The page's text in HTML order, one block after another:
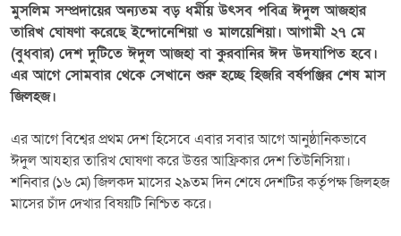
মুসলিম সম্প্রদায়ের অন্যতম বড় ধর্মীয় উৎসব পবিত্র ঈদুল আজহার
তারিখ ঘোষণা করেছে ইন্দোনেশিয়া ও মালয়েশিয়া। আগামী ২৭ মে
(বুধবার) দেশ দুটিতে ঈদুল আজহা বা কুরবানির ঈদ উদযাপিত হবে।
এর আগে সোমবার থেকে সেখানে শুরু হচ্ছে হিজরি বর্ষপঞ্জির শেষ মাস
জিলহজ।
এর আগে বিশ্বের প্রথম দেশ হিসেবে এবার সবার আগে আনুষ্ঠানিকভাবে
ঈদুল আযহার তারিখ ঘোষণা করে উত্তর আফ্রিকার দেশ তিউনিসিয়া।
শনিবার (১৬ মে) জিলকদ মাসের ২৯তম দিন শেষে দেশটির কর্তৃপক্ষ জিলহজ
মাসের চাঁদ দেখার বিষয়টি নিশ্চিত করে।